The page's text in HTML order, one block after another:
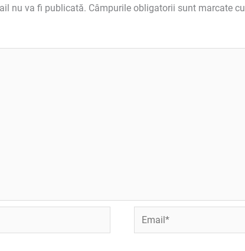
nu va fi publicată. Câmpurile obligatorii sunt marcate cu
Email*